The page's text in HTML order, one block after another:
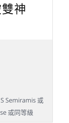
神
或
或同等級